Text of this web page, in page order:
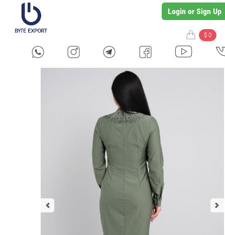
Login or Sign Up
$ 0